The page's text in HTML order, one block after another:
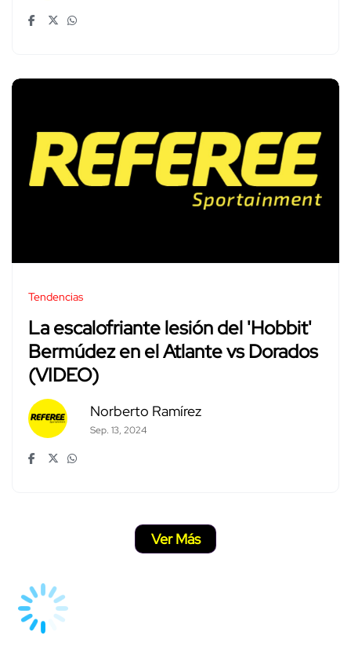
Tendencias
La escalofriante lesión del 'Hobbit'
Bermúdez en el Atlante vs Dorados
(VIDEO)
Norberto Ramírez
Sep. 13, 2024
Ver Más